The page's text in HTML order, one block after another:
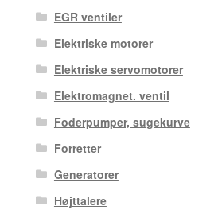
EGR ventiler
Elektriske motorer
Elektriske servomotorer
Elektromagnet. ventil
Foderpumper, sugekurve
Forretter
Generatorer
Højttalere